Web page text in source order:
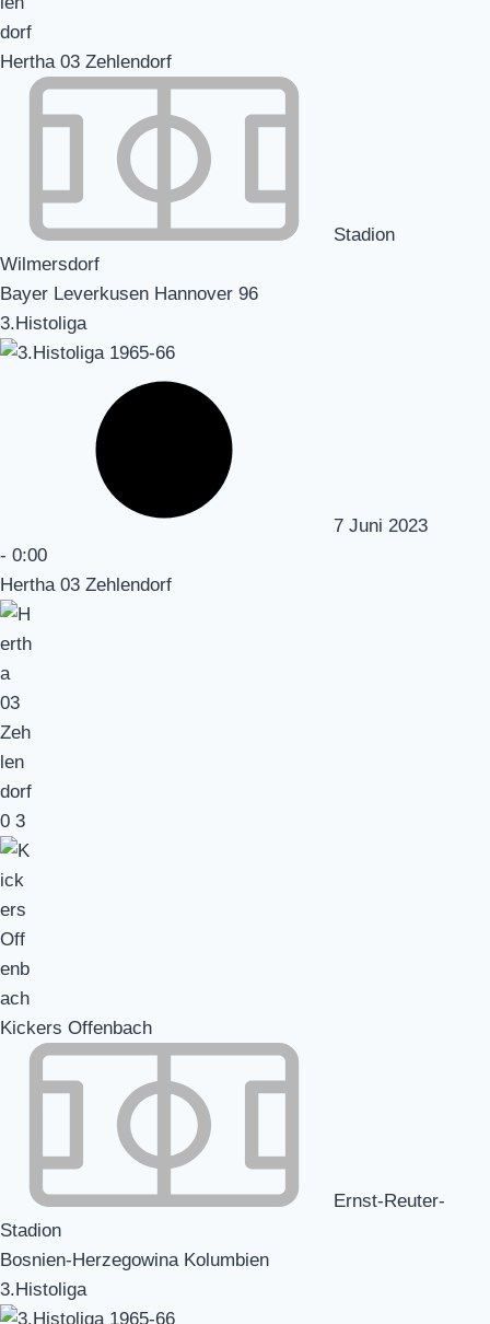
Hertha 03 Zehlendorf
Stadion
Wilmersdorf
Bayer Leverkusen Hannover 96
3.Histoliga
7 Juni 2023
- 0:00
Hertha 03 Zehlendorf
0 3
Kickers Offenbach
Ernst-Reuter-
Stadion
Bosnien-Herzegowina Kolumbien
3.Histoliga